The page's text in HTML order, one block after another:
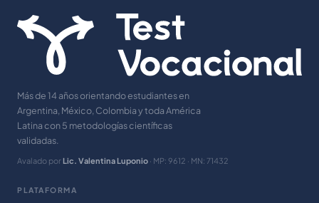
Más de 14 años orientando estudiantes en
Argentina, México, Colombia y toda América
Latina con 5 metodologías científicas
validadas.
Avalado por Lic. Valentina Luponio · MP: 9612 · MN: 71432
PLATAFORMA